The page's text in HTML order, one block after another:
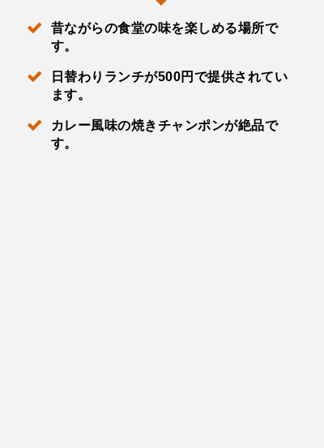
昔ながらの食堂の味を楽しめる場所で
す。
日替わりランチが500円で提供されてい
ます。
カレー風味の焼きチャンポンが絶品で
す。